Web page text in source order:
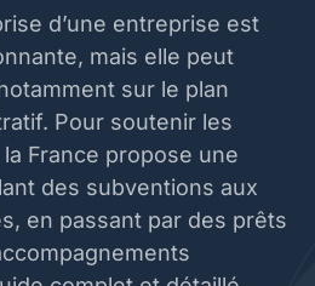
d’une entreprise est
mais elle peut
sur le plan
Pour soutenir les
France propose une
des subventions aux
en passant par des prêts